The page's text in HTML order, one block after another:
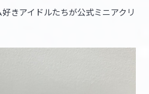
きアイドルたちが公式ミニアクリ